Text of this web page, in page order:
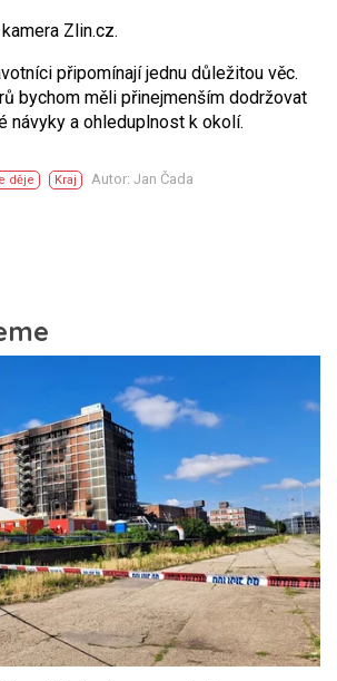
Zlin.cz.
připomínají jednu důležitou věc.
bychom měli přinejmenším dodržovat
návyky a ohleduplnost k okolí.
děje Kraj Autor: Jan Čada